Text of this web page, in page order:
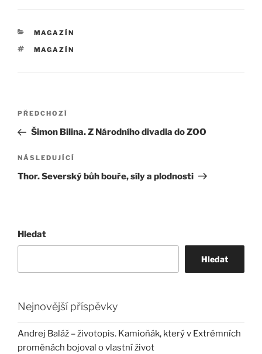
RUBRIKY
MAGAZÍN
ŠTÍTKY
MAGAZÍN
Navigace
pro
příspěvek
Předchozí
příspěvek
PŘEDCHOZÍ
Šimon Bilina. Z Národního divadla do ZOO
Následující
příspěvek
NÁSLEDUJÍCÍ
Thor. Severský bůh bouře, síly a plodnosti
Hledat
Hledat
Nejnovější příspěvky
Andrej Baláž – životopis. Kamioňák, který v Extrémních
proměnách bojoval o vlastní život